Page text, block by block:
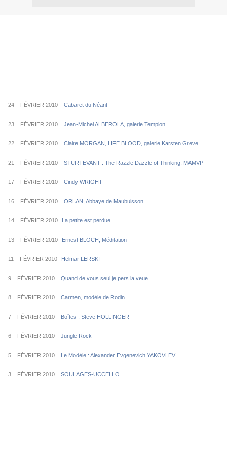
24 FÉVRIER 2010 Cabaret du Néant
23 FÉVRIER 2010 Jean-Michel ALBEROLA, galerie Templon
22 FÉVRIER 2010 Claire MORGAN, LIFE.BLOOD, galerie Karsten Greve
21 FÉVRIER 2010 STURTEVANT : The Razzle Dazzle of Thinking, MAMVP
17 FÉVRIER 2010 Cindy WRIGHT
16 FÉVRIER 2010 ORLAN, Abbaye de Maubuisson
14 FÉVRIER 2010 La petite est perdue
13 FÉVRIER 2010 Ernest BLOCH, Méditation
11 FÉVRIER 2010 Helmar LERSKI
9 FÉVRIER 2010 Quand de vous seul je pers la veue
8 FÉVRIER 2010 Carmen, modèle de Rodin
7 FÉVRIER 2010 Boîtes : Steve HOLLINGER
6 FÉVRIER 2010 Jungle Rock
5 FÉVRIER 2010 Le Modèle : Alexander Evgenevich YAKOVLEV
3 FÉVRIER 2010 SOULAGES-UCCELLO